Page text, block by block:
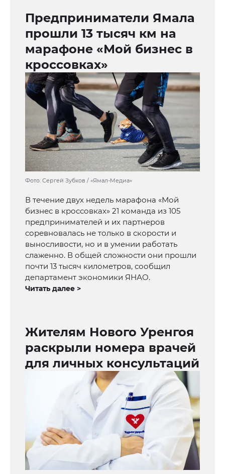
Предприниматели Ямала
прошли 13 тысяч км на
марафоне «Мой бизнес в
кроссовках»
Фото: Сергей Зубков / «Ямал-Медиа»
В течение двух недель марафона «Мой
бизнес в кроссовках» 21 команда из 105
предпринимателей и их партнеров
соревновалась не только в скорости и
выносливости, но и в умении работать
слаженно. В общей сложности они прошли
почти 13 тысяч километров, сообщил
департамент экономики ЯНАО.
Читать далее >
Жителям Нового Уренгоя
раскрыли номера врачей
для личных консультаций